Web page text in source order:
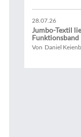
28.07.26
Jumbo-Textil
Funktionsband
Von Daniel